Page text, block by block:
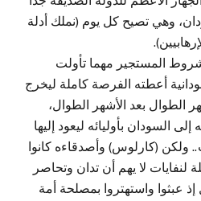
وهي تصيح كل يوم (نملك أدلة
المستجير مهما تأولت
أعطته الفرصة كاملة ليخرج
الطوال بعد الأشهر الطوال،
السودان بأوليائه ليعود إليها
ولكن (كارلوس) وأصدقاءه كانوا
لنفايات لا يهم أن تدان وتحاصر
إذ عبثوا واستهتروا بمصلحة أمة